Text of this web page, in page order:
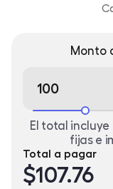
Monto
El total incluye
fijas e
Total a pagar
$107.76